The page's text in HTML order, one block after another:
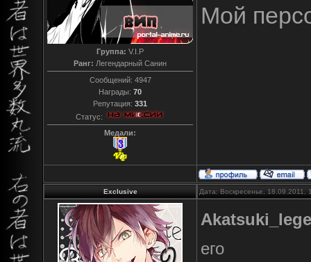
Группа: V.I.P
Ранг: Легендарный Санин
Сообщений: 4947
Награды: 70
Репутация: 331
Статус:
Медали:
Мой
Exclusive Дата: Воскресенье,
его